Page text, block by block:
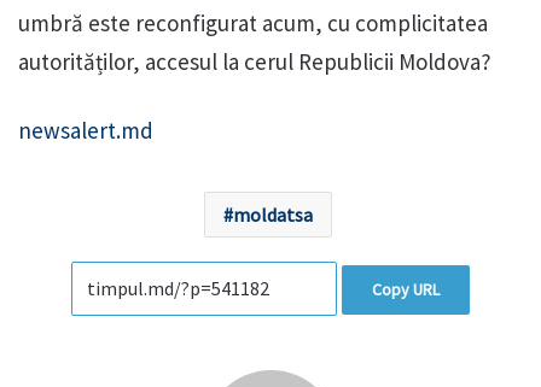
umbră este reconfigurat acum, cu complicitatea
autorităților, accesul la cerul Republicii Moldova?
newsalert.md
moldatsa
Copy URL